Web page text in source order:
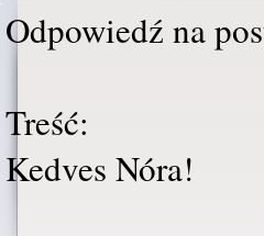
Odpowiedź na
Treść:
Kedves Nóra!